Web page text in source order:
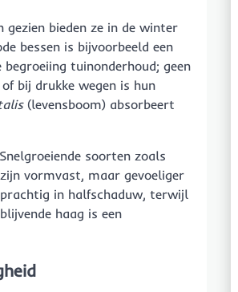
gezien bieden ze in de winter
bessen is bijvoorbeeld een
tuinonderhoud; geen
bij drukke wegen is hun
(levensboom) absorbeert
soorten zoals
vormvast, maar gevoeliger
in halfschaduw, terwijl
haag is een